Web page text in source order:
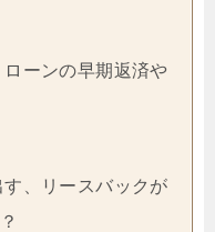
ーンの早期返済や
、リースバックが